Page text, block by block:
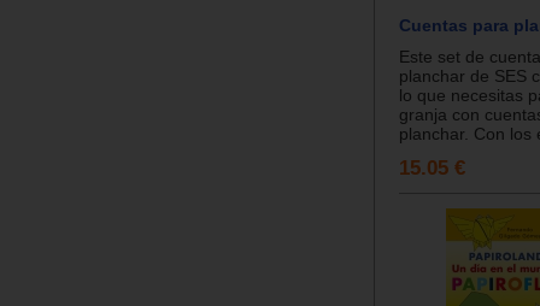
Cuentas para
Este set de
planchar de SES
lo que necesitas
granja con
planchar. Con los
15.05 €